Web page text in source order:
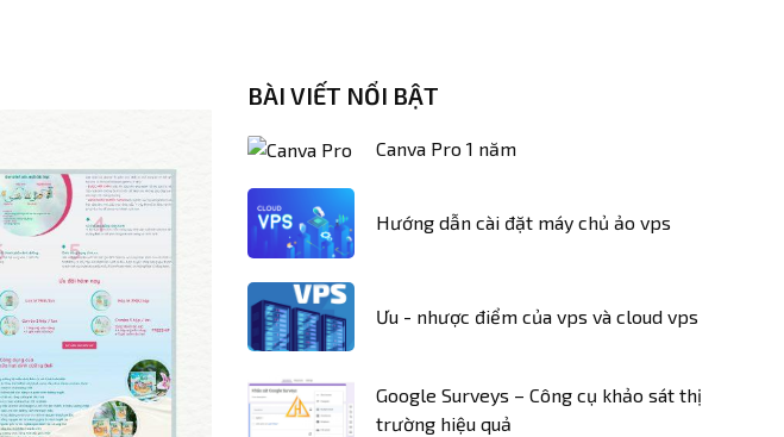
BÀI VIẾT NỔI BẬT
Canva Pro 1 năm
Hướng dẫn cài đặt máy chủ ảo vps
Ưu - nhược điểm của vps và cloud vps
Google Surveys – Công cụ khảo sát thị
trường hiệu quả